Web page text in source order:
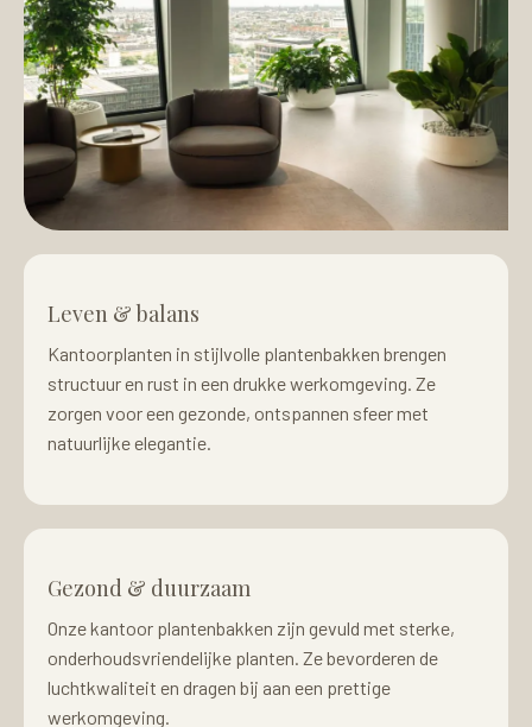
Leven & balans
Kantoorplanten in stijlvolle plantenbakken brengen
structuur en rust in een drukke werkomgeving. Ze
zorgen voor een gezonde, ontspannen sfeer met
natuurlijke elegantie.
Gezond & duurzaam
Onze kantoor plantenbakken zijn gevuld met sterke,
onderhoudsvriendelijke planten. Ze bevorderen de
luchtkwaliteit en dragen bij aan een prettige
werkomgeving.